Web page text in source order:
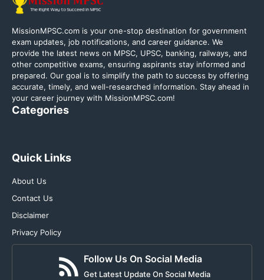
MissionMPSC.com is your one-stop destination for government
exam updates, job notifications, and career guidance. We
provide the latest news on MPSC, UPSC, banking, railways, and
other competitive exams, ensuring aspirants stay informed and
prepared. Our goal is to simplify the path to success by offering
accurate, timely, and well-researched information. Stay ahead in
your career journey with MissionMPSC.com!
Categories
Quick Links
About Us
Contact Us
Disclaimer
Privacy Policy
Follow Us On Social Media
Get Latest Update On Social Media